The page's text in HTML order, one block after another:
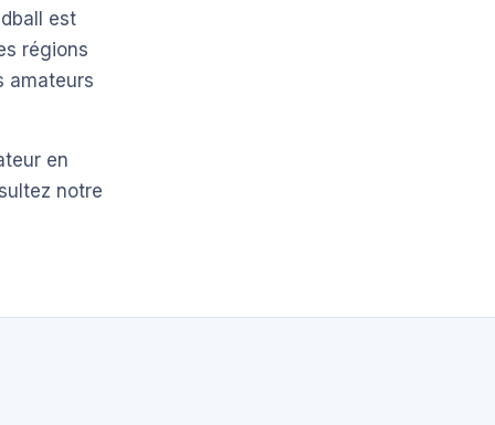
est
régions
amateurs
en
notre